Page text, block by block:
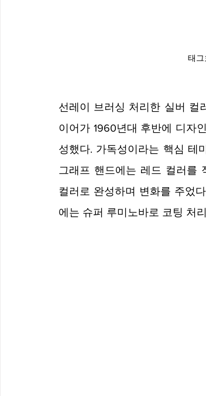
태그
선레이 브러싱 처리한 실버 컬
이어가 1960년대 후반에 디자
성했다. 가독성이라는 핵심 테
그래프 핸드에는 레드 컬러를
컬러로 완성하며 변화를 주었
에는 슈퍼 루미노바로 코팅 처